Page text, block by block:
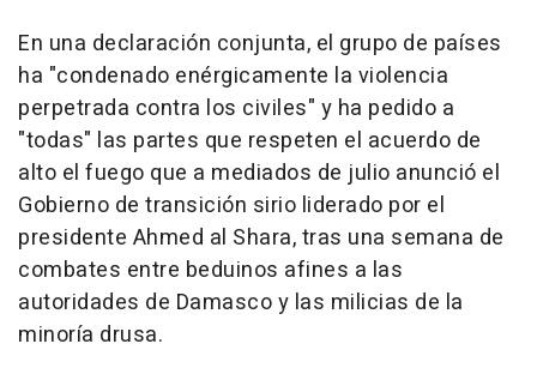
En una declaración conjunta, el grupo de países
ha "condenado enérgicamente la violencia
perpetrada contra los civiles" y ha pedido a
"todas" las partes que respeten el acuerdo de
alto el fuego que a mediados de julio anunció el
Gobierno de transición sirio liderado por el
presidente Ahmed al Shara, tras una semana de
combates entre beduinos afines a las
autoridades de Damasco y las milicias de la
minoría drusa.